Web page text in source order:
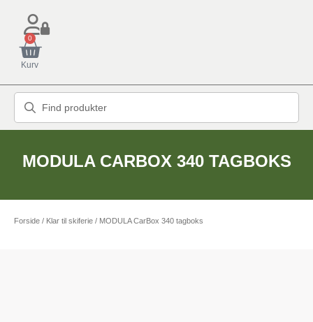
0
Kurv
MODULA CARBOX 340 TAGBOKS
Forside / Klar til skiferie / MODULA CarBox 340 tagboks